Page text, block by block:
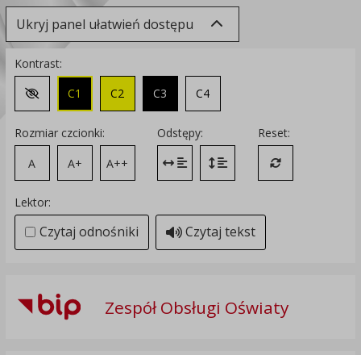
Ukryj panel ułatwień dostępu
Kontrast:
Zmień kontrast na domyślny
C1 C2 C3 C4
Rozmiar czcionki:
A
A+ A++
Odstępy:
Zmień odstęp między literami
Zmień interlinię i margines
Reset:
Przywróć
Lektor:
Czytaj odnośniki Czytaj tekst
Zespół Obsługi Oświaty